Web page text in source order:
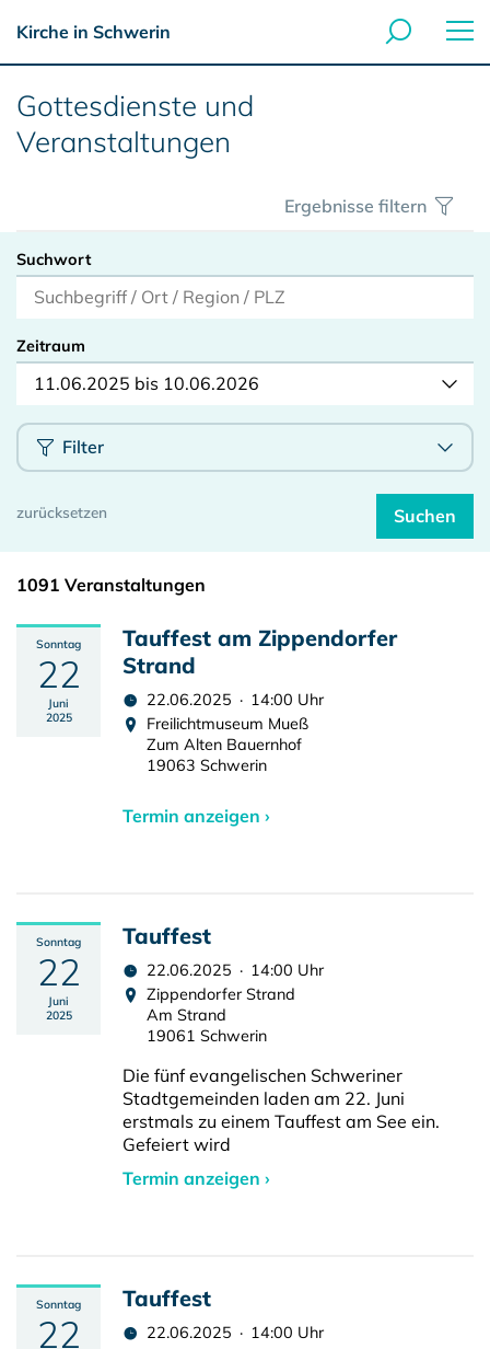
Kirche in Schwerin
Gottesdienste und
Veranstaltungen
Ergebnisse filtern
Suchwort
Zeitraum
11.06.2025 bis 10.06.2026
Filter
1091 Veranstaltungen
Sonntag
22
Juni
2025
Tauffest am Zippendorfer
Strand
22.06.2025 · 14:00 Uhr
Freilichtmuseum Mueß
Zum Alten Bauernhof
19063 Schwerin
Termin anzeigen ›
Sonntag
22
Juni
2025
Tauffest
22.06.2025 · 14:00 Uhr
Zippendorfer Strand
Am Strand
19061 Schwerin
Die fünf evangelischen Schweriner
Stadtgemeinden laden am 22. Juni
erstmals zu einem Tauffest am See ein.
Gefeiert wird
Termin anzeigen ›
Sonntag
22
Tauffest
22.06.2025 · 14:00 Uhr